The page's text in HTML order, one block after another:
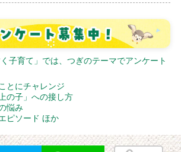
子育て」では、つぎのテーマでアンケート
とにチャレンジ
の子」への接し方
悩み
ピソード ほか